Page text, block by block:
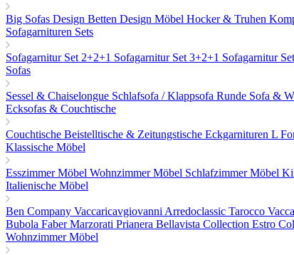
Big Sofas Design Betten Design Möbel Hocker & Truhen
Sofagarnituren Sets
Sofagarnitur Set 2+2+1 Sofagarnitur Set 3+2+1 Sofagarnitur
Sofas
Sessel & Chaiselongue Schlafsofa / Klappsofa Runde Sofa &
Ecksofas & Couchtische
Couchtische Beistelltische & Zeitungstische Eckgarnituren L
Klassische Möbel
Esszimmer Möbel Wohnzimmer Möbel Schlafzimmer Möbel
Italienische Möbel
Ben Company Vaccaricavgiovanni Arredoclassic Tarocco
Bubola FaberMarzorati Prianera Bellavista Collection Estro
Wohnzimmer Möbel